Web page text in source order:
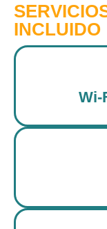
INCLUIDO
Wi-